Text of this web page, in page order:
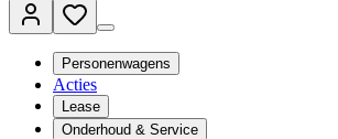
Personenwagens
Acties
Lease
Onderhoud & Service